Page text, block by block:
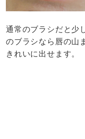
通常のブラシだと少
のブラシなら唇の山
きれいに出せます。